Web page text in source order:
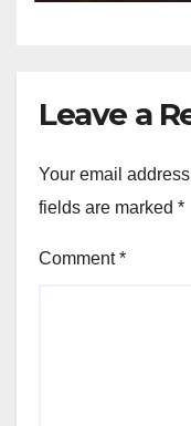
Leave a
Your email
fields are marked *
Comment*